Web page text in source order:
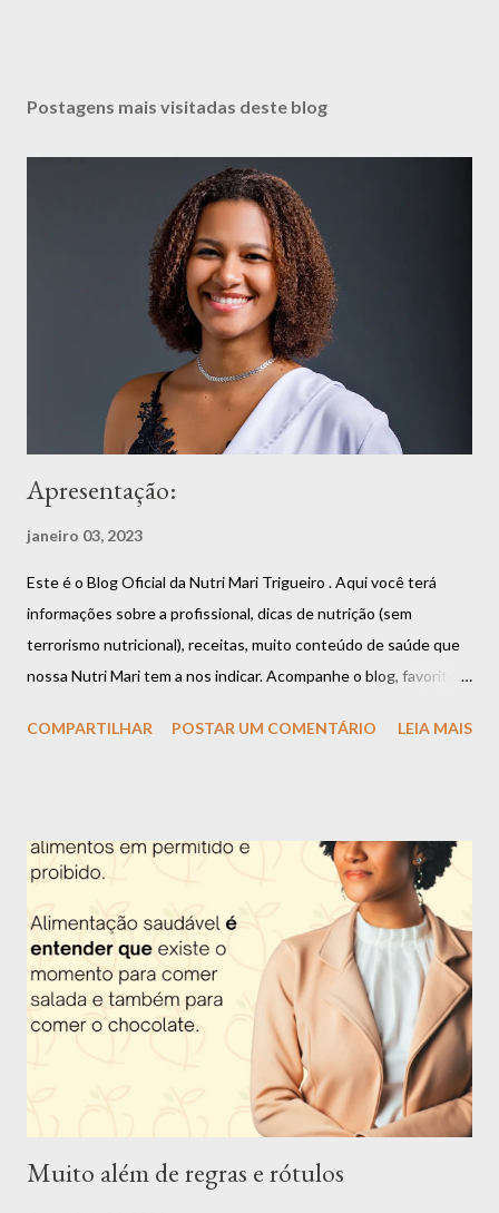
Postagens mais visitadas deste blog
Apresentação:
janeiro 03, 2023
Este é o Blog Oficial da Nutri Mari Trigueiro . Aqui você terá
informações sobre a profissional, dicas de nutrição (sem
terrorismo nutricional), receitas, muito conteúdo de saúde que
nossa Nutri Mari tem a nos indicar. Acompanhe o blog, favorite,
uma boa alimentação é garantia de saúde e longevidade.
anos e desde os 16 anos eu escolhi essa profissão por ver o
impacto que uma má alimentação causa na saúde e querer
descobrir uma forma de mudar essa situação e assim ajudar as
pessoas. Apesar de ter muitas outras paixões, como citei
anteriormente, eu nunca consegui me enxergar fazendo outra
coisa. Fui uma criança acima do peso e desde nova senti o peso
dos padrões de beleza impostos pela sociedade. O ano de 2022
COMPARTILHAR POSTAR UM COMENTÁRIO LEIA MAIS
Muito além de regras e rótulos